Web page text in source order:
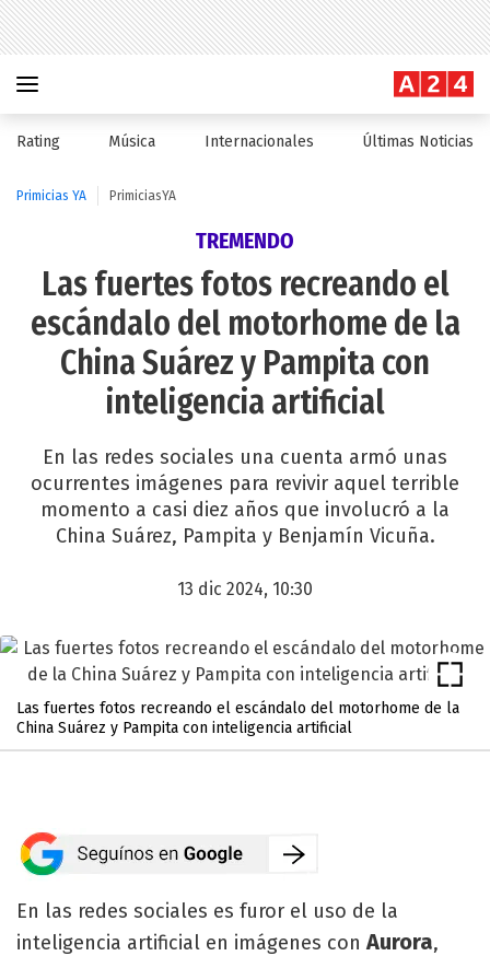
Rating Música Internacionales Últimas Noticias
Primicias YA PrimiciasYA
TREMENDO
Las fuertes fotos recreando el
escándalo del motorhome de la
China Suárez y Pampita con
inteligencia artificial
En las redes sociales una cuenta armó unas
ocurrentes imágenes para revivir aquel terrible
momento a casi diez años que involucró a la
China Suárez, Pampita y Benjamín Vicuña.
13 dic 2024, 10:30
Las fuertes fotos recreando el escándalo del motorhome de la
China Suárez y Pampita con inteligencia artificial
En las redes sociales es furor el uso de la
inteligencia artificial en imágenes conAurora,